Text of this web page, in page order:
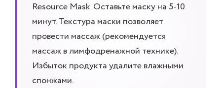
Resource Mask. Оставьте маску на 5-10
минут. Текстура маски позволяет
провести массаж (рекомендуется
массаж в лимфодренажной технике).
Избыток продукта удалите влажными
спонжами.